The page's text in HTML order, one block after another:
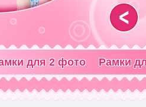
для 2 фото Рамки